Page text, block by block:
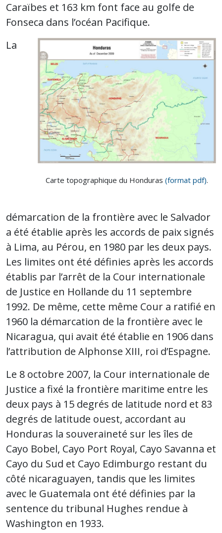
Caraïbes et 163 km font face au golfe de
Fonseca dans l’océan Pacifique.
Carte topographique du Honduras (format pdf).
La
démarcation de la frontière avec le Salvador
a été établie après les accords de paix signés
à Lima, au Pérou, en 1980 par les deux pays.
Les limites ont été définies après les accords
établis par l’arrêt de la Cour internationale
de Justice en Hollande du 11 septembre
1992. De même, cette même Cour a ratifié en
1960 la démarcation de la frontière avec le
Nicaragua, qui avait été établie en 1906 dans
l’attribution de Alphonse XIII, roi d’Espagne.
Le 8 octobre 2007, la Cour internationale de
Justice a fixé la frontière maritime entre les
deux pays à 15 degrés de latitude nord et 83
degrés de latitude ouest, accordant au
Honduras la souveraineté sur les îles de
Cayo Bobel, Cayo Port Royal, Cayo Savanna et
Cayo du Sud et Cayo Edimburgo restant du
côté nicaraguayen, tandis que les limites
avec le Guatemala ont été définies par la
sentence du tribunal Hughes rendue à
Washington en 1933.